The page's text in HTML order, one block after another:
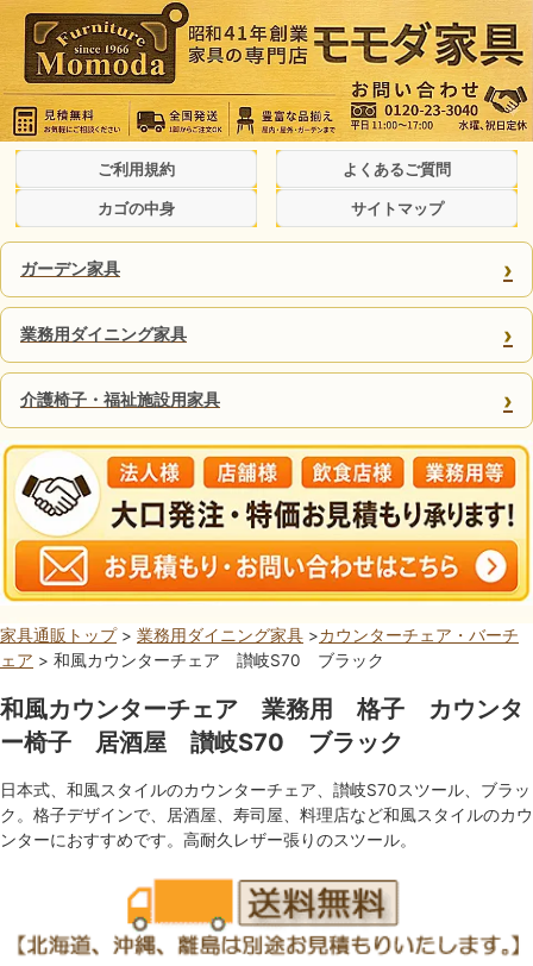
ご利用規約 よくあるご質問
カゴの中身 サイトマップ
ガーデン家具 ›
業務用ダイニング家具 ›
介護椅子・福祉施設用家具 ›
家具通販トップ> 業務用ダイニング家具 >カウンターチェア・バーチ
ェア > 和風カウンターチェア 讃岐S70 ブラック
和風カウンターチェア 業務用 格子 カウンタ
ー椅子 居酒屋 讃岐S70 ブラック
日本式、和風スタイルのカウンターチェア、讃岐S70スツール、ブラッ
ク。格子デザインで、居酒屋、寿司屋、料理店など和風スタイルのカウ
ンターにおすすめです。高耐久レザー張りのスツール。